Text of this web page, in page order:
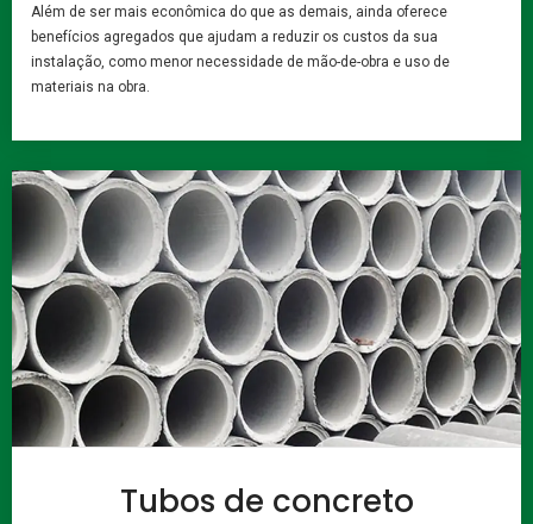
Além de ser mais econômica do que as demais, ainda oferece
benefícios agregados que ajudam a reduzir os custos da sua
instalação, como menor necessidade de mão-de-obra e uso de
materiais na obra.
Tubos de concreto